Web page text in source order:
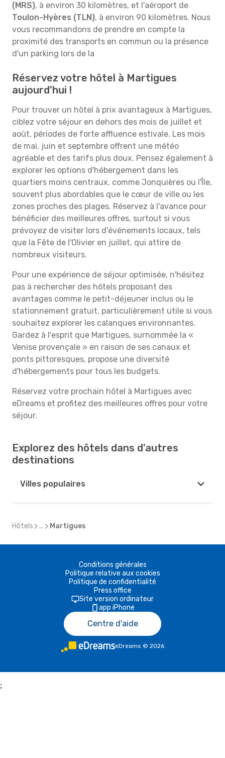
(MRS), à environ 30 kilomètres, et l'aéroport de
Toulon-Hyères (TLN), à environ 90 kilomètres. Nous
vous recommandons de prendre en compte la
proximité des transports en commun ou la présence
d'un parking lors de la
Réservez votre hôtel à Martigues
aujourd'hui !
Pour trouver un hôtel à prix avantageux à Martigues,
ciblez votre séjour en dehors des mois de juillet et
août, périodes de forte affluence estivale. Les mois
de mai, juin et septembre offrent une météo
agréable et des tarifs plus doux. Pensez également à
explorer les options d'hébergement dans les
quartiers moins centraux, comme Jonquières ou l'Île,
souvent plus abordables que le cœur de ville ou les
zones proches des plages. Réservez à l'avance pour
bénéficier des meilleures offres, surtout si vous
prévoyez de visiter lors d'événements locaux, tels
que la Fête de l'Olivier en juillet, qui attire de
nombreux visiteurs.
Pour une expérience de séjour optimisée, n'hésitez
pas à rechercher des hôtels proposant des
avantages comme le petit-déjeuner inclus ou le
stationnement gratuit, particulièrement utile si vous
souhaitez explorer les calanques environnantes.
Gardez à l'esprit que Martigues, surnommée la «
Venise provençale » en raison de ses canaux et
ponts pittoresques, propose une diversité
d'hébergements pour tous les budgets.
Réservez votre prochain hôtel à Martigues avec
eDreams et profitez des meilleures offres pour votre
séjour.
Explorez des hôtels dans d'autres
destinations
Villes populaires
Hôtels ... Martigues
Conditions générales
Politique relative aux cookies
Politique de confidentialité
Press office
Site version ordinateur
app iPhone
Centre d'aide
eDreams © 2026
;